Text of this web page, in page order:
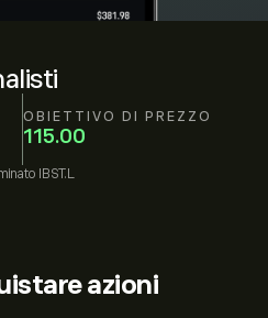
OBIETTIVO DI PREZZO
115.00
IBST.L
azioni